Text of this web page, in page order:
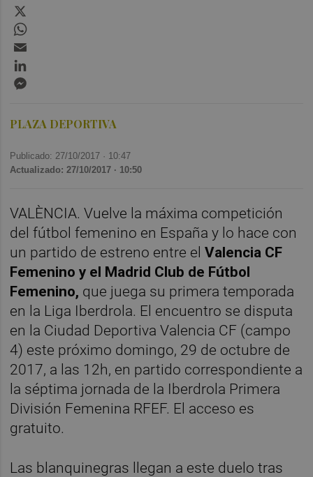
PLAZA DEPORTIVA
Publicado: 27/10/2017 · 10:47
Actualizado: 27/10/2017 · 10:50
VALÈNCIA. Vuelve la máxima competición
del fútbol femenino en España y lo hace con
un partido de estreno entre elValencia CF
Femenino y el Madrid Club de Fútbol
Femenino, que juega su primera temporada
en la Liga Iberdrola. El encuentro se disputa
en la Ciudad Deportiva Valencia CF (campo
4) este próximo domingo, 29 de octubre de
2017, a las 12h, en partido correspondiente a
la séptima jornada de la Iberdrola Primera
División Femenina RFEF. El acceso es
gratuito.
Las blanquinegras llegan a este duelo tras